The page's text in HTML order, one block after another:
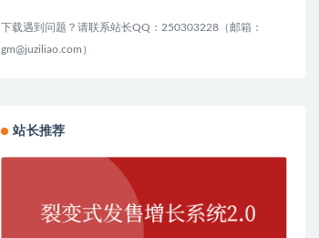
下载遇到问题？请联系站长QQ：250303228（邮箱：
gm@juziliao.com）
站长推荐